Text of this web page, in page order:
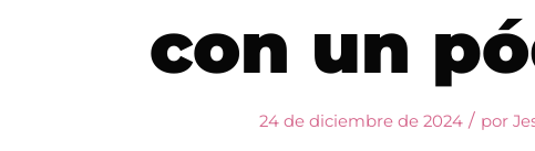
con un
24 de diciembre de 2024 / por